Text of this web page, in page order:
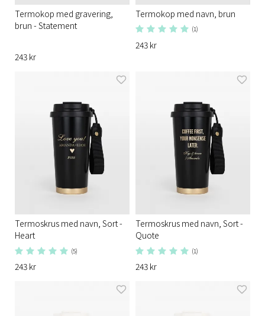
Termokop med gravering,
brun - Statement
243 kr
Termokop med navn, brun
(1)
243 kr
Termoskrus med navn, Sort -
Heart
(5)
243 kr
Termoskrus med navn, Sort -
Quote
(1)
243 kr